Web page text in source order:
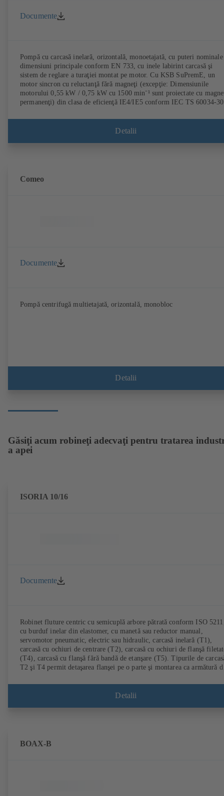
Documente
Pompă cu carcasă inelară, orizontală, monoetajată, cu puteri
dimensiuni principale conform EN 733, cu inele labirint carcasă şi
sistem de reglare a turaţiei montat pe motor. Cu KSB SuPremE, un
motor sincron cu reluctanţă fără magneţi (excepţie: Dimensiunile
motorului 0,55 kW / 0,75 kW cu 1500 min⁻¹ sunt proiectate cu
permanenţi) din clasa de eficienţă IE4/IE5 conform IEC TS 60034-
PumpDrive 2 sau KSB PumpDrive 2 Eco fără senzor al poziţiei
rotorului. Puncte de fixare corespunzătoare EN 50347, dimensiune
Detalii
Comeo
Documente
Pompă centrifugă multietajată, orizontală, monobloc
Detalii
Găsiţi acum robineţi adecvaţi pentru tratarea
a apei
ISORIA 10/16
Documente
Robinet fluture centric cu semicuplă arbore pătrată conform ISO
cu burduf inelar din elastomer, cu manetă sau reductor manual,
servomotor pneumatic, electric sau hidraulic, carcasă inelară (T1),
carcasă cu ochiuri de centrare (T2), carcasă cu ochiuri de flanşă
(T4), carcasă cu flanşă fără bandă de etanşare (T5). Tipurile de
T2 şi T4 permit detaşarea flanşei pe o parte şi montarea ca armătură
Detalii
BOAX-B